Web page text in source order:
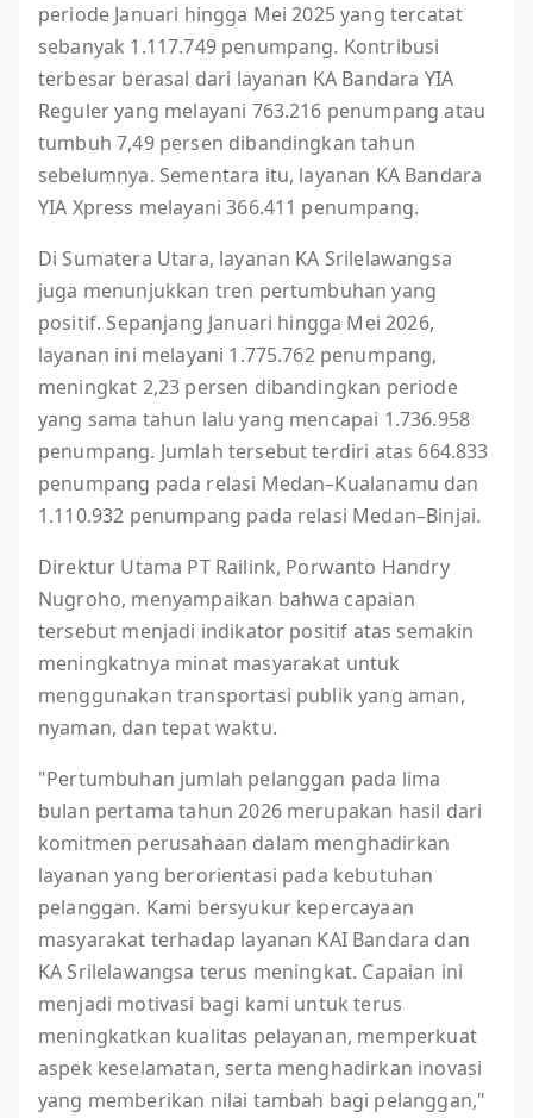
periode Januari hingga Mei 2025 yang tercatat
sebanyak 1.117.749 penumpang. Kontribusi
terbesar berasal dari layanan KA Bandara YIA
Reguler yang melayani 763.216 penumpang atau
tumbuh 7,49 persen dibandingkan tahun
sebelumnya. Sementara itu, layanan KA Bandara
YIA Xpress melayani 366.411 penumpang.
Di Sumatera Utara, layanan KA Srilelawangsa
juga menunjukkan tren pertumbuhan yang
positif. Sepanjang Januari hingga Mei 2026,
layanan ini melayani 1.775.762 penumpang,
meningkat 2,23 persen dibandingkan periode
yang sama tahun lalu yang mencapai 1.736.958
penumpang. Jumlah tersebut terdiri atas 664.833
penumpang pada relasi Medan–Kualanamu dan
1.110.932 penumpang pada relasi Medan–Binjai.
Direktur Utama PT Railink, Porwanto Handry
Nugroho, menyampaikan bahwa capaian
tersebut menjadi indikator positif atas semakin
meningkatnya minat masyarakat untuk
menggunakan transportasi publik yang aman,
nyaman, dan tepat waktu.
"Pertumbuhan jumlah pelanggan pada lima
bulan pertama tahun 2026 merupakan hasil dari
komitmen perusahaan dalam menghadirkan
layanan yang berorientasi pada kebutuhan
pelanggan. Kami bersyukur kepercayaan
masyarakat terhadap layanan KAI Bandara dan
KA Srilelawangsa terus meningkat. Capaian ini
menjadi motivasi bagi kami untuk terus
meningkatkan kualitas pelayanan, memperkuat
aspek keselamatan, serta menghadirkan inovasi
yang memberikan nilai tambah bagi pelanggan,"